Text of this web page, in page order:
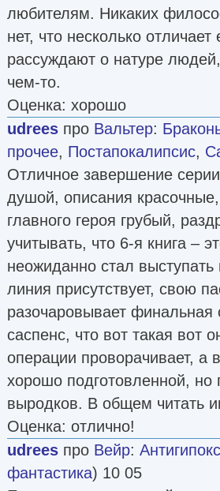
любителям. Никаких
нет, что несколько
рассуждают о натуре
чем-то.
Оценка: хорошо
udrees про Вальтер:
прочее, Постапокалипсис,
Отличное завершение
душой, описания
главного героя грубый,
учитывать, что 6-я книга –
неожиданно стал
линия присутствует, свою
разочаровывает финальная
саспенс, что вот такая вот
операции проворачивает, а
хорошо подготовленной, но
выродков. В общем читать
Оценка: отлично!
udrees про Вейр:
фантастика) 10 05